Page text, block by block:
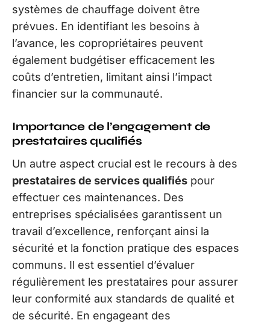
systèmes de chauffage doivent être
prévues. En identifiant les besoins à
l’avance, les copropriétaires peuvent
également budgétiser efficacement les
coûts d’entretien, limitant ainsi l’impact
financier sur la communauté.
Importance de l’engagement de
prestataires qualifiés
Un autre aspect crucial est le recours à des
prestataires de services qualifiés pour
effectuer ces maintenances. Des
entreprises spécialisées garantissent un
travail d’excellence, renforçant ainsi la
sécurité et la fonction pratique des espaces
communs. Il est essentiel d’évaluer
régulièrement les prestataires pour assurer
leur conformité aux standards de qualité et
de sécurité. En engageant des